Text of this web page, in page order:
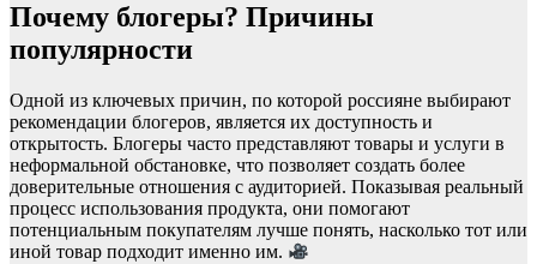
Почему блогеры? Причины
популярности
Одной из ключевых причин, по которой россияне выбирают
рекомендации блогеров, является их доступность и
открытость. Блогеры часто представляют товары и услуги в
неформальной обстановке, что позволяет создать более
доверительные отношения с аудиторией. Показывая реальный
процесс использования продукта, они помогают
потенциальным покупателям лучше понять, насколько тот или
иной товар подходит именно им.